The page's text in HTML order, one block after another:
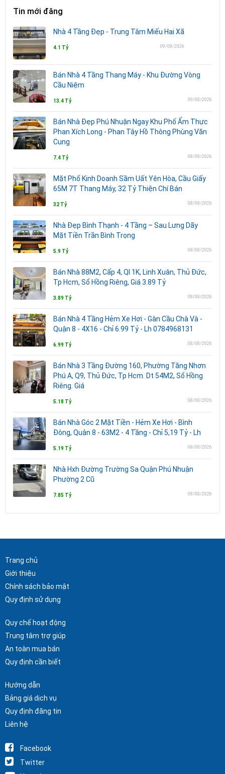
Tin mới đăng
Nhà 4 Tầng Đẹp - Trung Tâm Miếu Hai Xã
4.1 Tỷ 09/08/2026
Bán Nhà 4 Tầng Thang Máy - Khu Đường Vòng
Cầu Niệm
13.4 Tỷ 09/08/2026
Bán Nhà Đẹp Phú Nhuận Ngay Khu Phố Ẩm Thực
Phan Xích Long - Phan Tây Hồ Thông Phùng Văn
Cung
7.4 Tỷ 08/08/2026
Mặt Phố Kinh Doanh Sầm Uất Yên Hòa, Cầu Giấy
65M 7T Thang Máy, 32 Tỷ Thiện Chí Bán
32 Tỷ 08/08/2026
Nhà Đẹp Bình Thạnh - 4 Tầng – Sau Lưng Dãy
Mặt Tiền Trần Bình Trọng
5.9 Tỷ 08/08/2026
Bán Nhà 88M2, Cấp 4, Ql 1K, Linh Xuân, Thủ Đức,
Tp Hcm, Sổ Hồng Riêng, Giá 3.89 Tỷ
3.89 Tỷ 08/08/2026
Bán Nhà 4 Tầng Hẻm Xe Hơi - Gàn Cầu Chà Và -
Quận 8 - 4X16 - Chỉ 6.99 Tỷ - Lh 0784968131
6.99 Tỷ 08/08/2026
Bán Nhà 3 Tầng Đường 160, Phường Tăng Nhơn
Phú A, Q9, Thủ Đức, Tp Hcm. Dt 54M2, Sổ Hồng
Riêng. Giá
5.18 Tỷ 08/08/2026
Bán Nhà Góc 2 Mặt Tiền - Hẻm Xe Hơi - Bình
Đông, Quận 8 - 63M2 - 4 Tầng - Chỉ 5,19 Tỷ - Lh
5.19 Tỷ 08/08/2026
Nhà Hxh Đường Trường Sa Quận Phú Nhuận
Phường 2 Cũ
7.85 Tỷ 08/08/2026
Trang chủ
Giới thiệu
Chính sách bảo mật
Quy định sử dụng
Quy chế hoạt động
Trung tâm trợ giúp
An toàn mua bán
Quy định cần biết
Hướng dẫn
Bảng giá dịch vụ
Quy định đăng tin
Liên hệ
Facebook
Twitter